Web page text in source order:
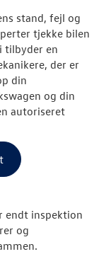
Hjulskifte
Service Cam
SKADECENTER
stand, fejl og
tjekke bilen
tilbyder en
der er
din
og din
autoriseret
endt inspektion
og